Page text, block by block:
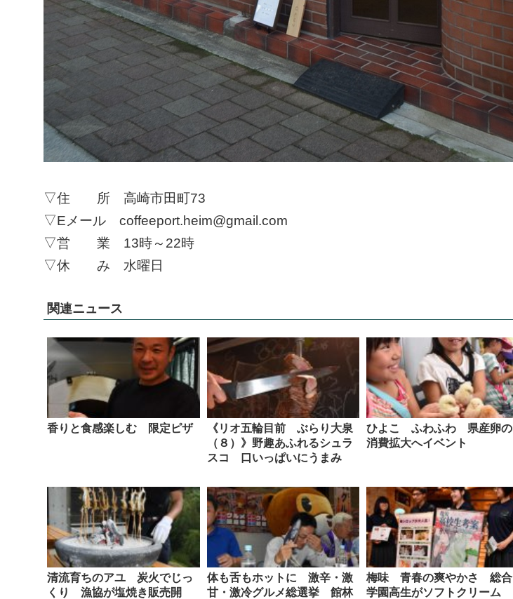
▽住 所 高崎市田町73
▽Eメール coffeeport.heim@gmail.com
▽営 業 13時～22時
▽休 み 水曜日
関連ニュース
香りと食感楽しむ 限定ピザ
《リオ五輪目前 ぶらり大泉
（８）》野趣あふれるシュラ
スコ 口いっぱいにうまみ
ひよこ ふわふわ 県産卵の
消費拡大へイベント
清流育ちのアユ 炭火でじっ
くり 漁協が塩焼き販売開
体も舌もホットに 激辛・激
甘・激冷グルメ総選挙 館林
梅味 青春の爽やかさ 総合
学園高生がソフトクリーム